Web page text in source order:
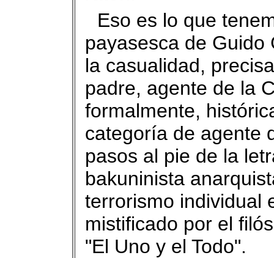
Eso es lo que
payasesca de
la casualidad,
padre, agente de la
formalmente,
categoría de agente
pasos al pie de la
bakuninista
terrorismo individual
mistificado por el
"El Uno y el Todo".